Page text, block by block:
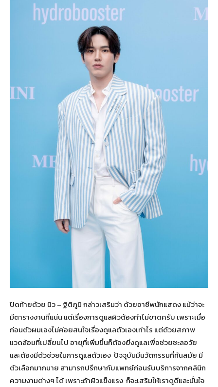
ปิดท้ายด้วย นิว – ฐิติภูมิ กล่าวเสริมว่า ด้วยอาชีพนักแสดง แม้ว่าจะ
มีตารางงานที่แน่น แต่เรื่องการดูแลผิวต้องทำไม่ขาดครับ เพราะเมื่อ
ก่อนตัวผมเองไม่ค่อยสนใจเรื่องดูแลตัวเองเท่าไร แต่ด้วยสภาพ
แวดล้อมที่เปลี่ยนไป อายุที่เพิ่มขึ้นก็ต้องยิ่งดูแลเพื่อช่วยชะลอวัย
และต้องมีตัวช่วยในการดูแลตัวเอง ปัจจุบันมีนวัตกรรมที่ทันสมัย มี
ตัวเลือกมากมาย สามารถปรึกษากับแพทย์ก่อนรับบริการจากคลินิก
ความงามต่างๆ ได้ เพราะถ้าผิวแข็งแรง ก็จะเสริมให้เราดูดีและมั่นใจ